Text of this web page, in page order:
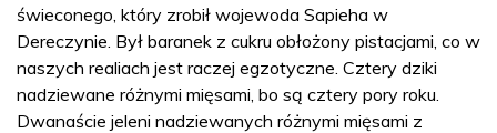
świeconego, który zrobił wojewoda Sapieha w
Dereczynie. Był baranek z cukru obłożony pistacjami, co w
naszych realiach jest raczej egzotyczne. Cztery dziki
nadziewane różnymi mięsami, bo są cztery pory roku.
Dwanaście jeleni nadziewanych różnymi mięsami z